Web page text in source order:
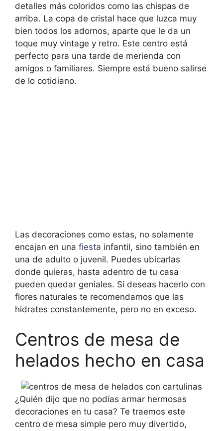
detalles más coloridos como las chispas de
arriba. La copa de cristal hace que luzca muy
bien todos los adornos, aparte que le da un
toque muy vintage y retro. Este centro está
perfecto para una tarde de merienda con
amigos o familiares. Siempre está bueno salirse
de lo cotidiano.
Las decoraciones como estas, no solamente
encajan en una fiesta infantil, sino también en
una de adulto o juvenil. Puedes ubicarlas
donde quieras, hasta adentro de tu casa
pueden quedar geniales. Si deseas hacerlo con
flores naturales te recomendamos que las
hidrates constantemente, pero no en exceso.
Centros de mesa de
helados hecho en casa
¿Quién dijo que no podías armar hermosas
decoraciones en tu casa? Te traemos este
centro de mesa simple pero muy divertido,